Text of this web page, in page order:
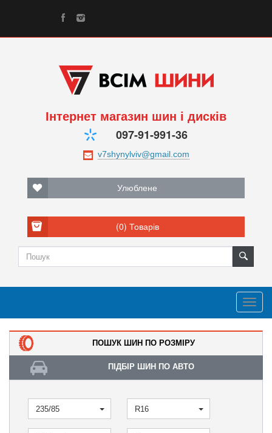
Інтернет магазин шин і дисків
097-91-991-36
Улюблене
(0) Товарів
ПОШУК ШИН ПО РОЗМІРУ
ПІДБІР ШИН ПО АВТО
235/85 R16